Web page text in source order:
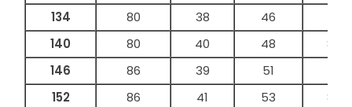
134
80 38 46
140
80 40 48
80
146
86 39 51
152
86 41 53
88